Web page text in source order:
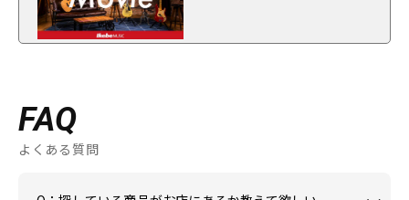
FAQ
よくある質問